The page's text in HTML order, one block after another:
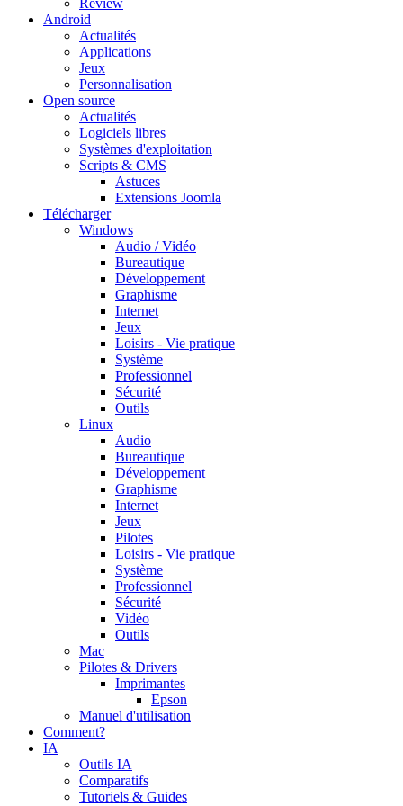
Review
Android
Actualités
Applications
Jeux
Personnalisation
Open source
Actualités
Logiciels libres
Systèmes d'exploitation
Scripts & CMS
Astuces
Extensions Joomla
Télécharger
Windows
Audio / Vidéo
Bureautique
Développement
Graphisme
Internet
Jeux
Loisirs - Vie pratique
Système
Professionnel
Sécurité
Outils
Linux
Audio
Bureautique
Développement
Graphisme
Internet
Jeux
Pilotes
Loisirs - Vie pratique
Système
Professionnel
Sécurité
Vidéo
Outils
Mac
Pilotes & Drivers
Imprimantes
Epson
Manuel d'utilisation
Comment?
IA
Outils IA
Comparatifs
Tutoriels & Guides